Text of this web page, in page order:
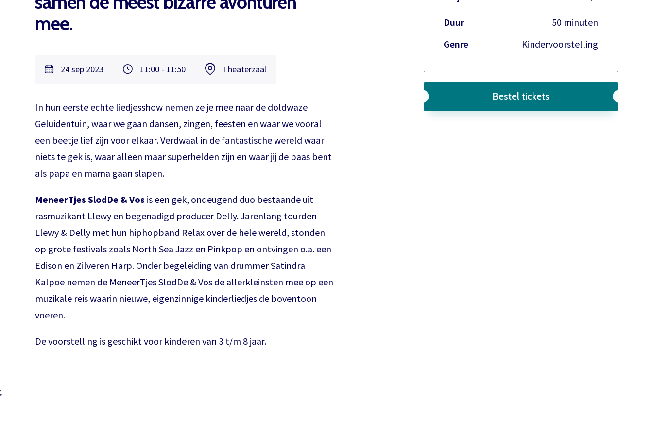
mee.
24 sep 2023 11:00 - 11:50 Theaterzaal
In hun eerste echte liedjesshow nemen ze je mee naar de doldwaze
Geluidentuin, waar we gaan dansen, zingen, feesten en waar we vooral
een beetje lief zijn voor elkaar. Verdwaal in de fantastische wereld waar
niets te gek is, waar alleen maar superhelden zijn en waar jij de baas bent
als papa en mama gaan slapen.
MeneerTjes SlodDe & Vos is een gek, ondeugend duo bestaande uit
rasmuzikant Llewy en begenadigd producer Delly. Jarenlang tourden
Llewy & Delly met hun hiphopband Relax over de hele wereld, stonden
op grote festivals zoals North Sea Jazz en Pinkpop en ontvingen o.a. een
Edison en Zilveren Harp. Onder begeleiding van drummer Satindra
Kalpoe nemen de MeneerTjes SlodDe & Vos de allerkleinsten mee op een
muzikale reis waarin nieuwe, eigenzinnige kinderliedjes de boventoon
voeren.
De voorstelling is geschikt voor kinderen van 3 t/m 8 jaar.
Duur
50 minuten
Genre
Kindervoorstelling
Bestel tickets
;